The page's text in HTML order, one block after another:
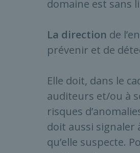
domaine est sans
La direction de
prévenir et de
Elle doit, dans le
auditeurs et/ou à
risques
doit aussi signaler
qu’elle suspecte.